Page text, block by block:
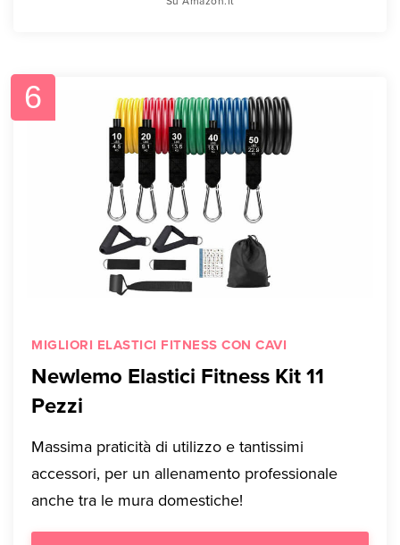
6
MIGLIORI ELASTICI FITNESS CON CAVI
Newlemo Elastici Fitness Kit 11
Pezzi
Massima praticità di utilizzo e tantissimi
accessori, per un allenamento professionale
anche tra le mura domestiche!